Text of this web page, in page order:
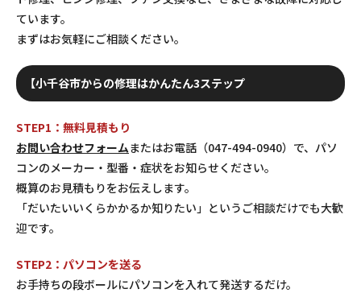
ています。
まずはお気軽にご相談ください。
【小千谷市からの修理はかんたん3ステップ
STEP1：無料見積もり
お問い合わせフォームまたはお電話（047-494-0940）で、パソ
コンのメーカー・型番・症状をお知らせください。
概算のお見積もりをお伝えします。
「だいたいいくらかかるか知りたい」というご相談だけでも大歓
迎です。
STEP2：パソコンを送る
お手持ちの段ボールにパソコンを入れて発送するだけ。